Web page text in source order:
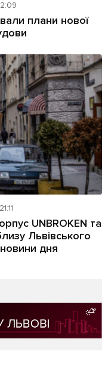
плани нової
UNBROKEN та
Львівського
дня